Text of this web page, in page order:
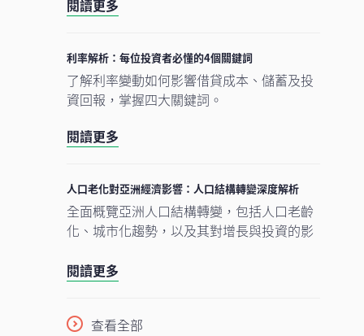
閱讀更多
利率解析：每位投資者必懂的4個關鍵詞
了解利率變動如何影響借貸成本、儲蓄及投
資回報，掌握四大關鍵詞。
閱讀更多
人口老化對亞洲經濟影響：人口結構轉變深度解析
全面概覽亞洲人口結構轉變，包括人口老齡
化、城市化趨勢，以及其對增長與投資的影
閱讀更多
查看全部